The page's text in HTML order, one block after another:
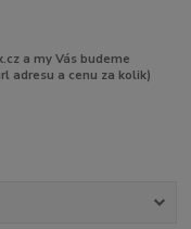
a my Vás budeme
adresu a cenu za kolik)